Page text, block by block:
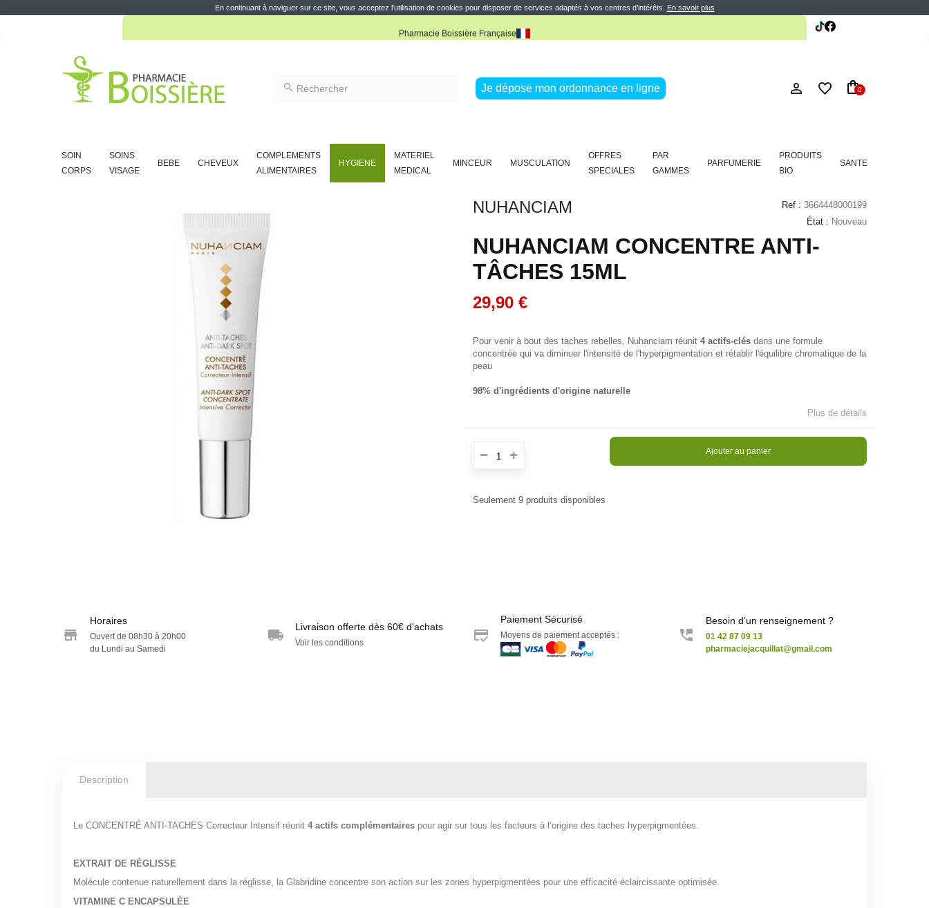
En continuant à naviguer sur ce site, vous acceptez l'utilisation de cookies pour disposer de services adaptés à vos centres d’intérêts. En savoir plus
10% de réduction Profitez de 10% de réduction avec notre offre de parrainage Lire la suite
Pharmacie Boissière Française
Pharmacie Boissière Française
Je dépose mon ordonnance en ligne 0
SOIN
CORPS
SOINS
VISAGE
BEBE CHEVEUX
COMPLEMENTS
ALIMENTAIRES
HYGIENE
MATERIEL
MEDICAL
MINCEUR MUSCULATION
OFFRES
SPECIALES
PAR
GAMMES
PARFUMERIE
PRODUITS
BIO
SANTE
NUHANCIAM Ref : 3664448000199
État : Nouveau
NUHANCIAM CONCENTRE ANTI-
TÂCHES 15ML
29,90 €
Pour venir à bout des taches rebelles, Nuhanciam réunit 4 actifs-clésdans une formule
concentrée qui va diminuer l'intensité de l'hyperpigmentation et rétablir l'équilibre chromatique de la
peau
98% d'ingrédients d'origine naturelle
Plus de détails
Ajouter au panier
Seulement 9 produits disponibles
Horaires
Ouvert de 08h30 à 20h00
du Lundi au Samedi
Livraison offerte dès 60€ d'achats
Voir les conditions
Paiement Sécurisé
Moyens de paiement acceptés :
Besoin d'un renseignement ?
01 42 87 09 13
pharmaciejacquillat@gmail.com
Description
Le CONCENTRÉ ANTI-TACHES Correcteur Intensif réunit 4 actifs complémentaires pour agir sur tous les facteurs à l’origine des taches hyperpigmentées.
EXTRAIT DE RÉGLISSE
Molécule contenue naturellement dans la réglisse, la Glabridine concentre son action sur les zones hyperpigmentées pour une efficacité éclaircissante optimisée.
VITAMINE C ENCAPSULÉE